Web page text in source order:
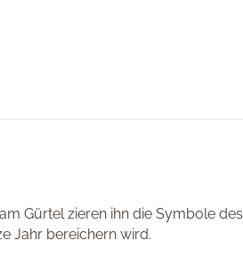
Gürtel zieren ihn die Symbole des
Jahr bereichern wird.